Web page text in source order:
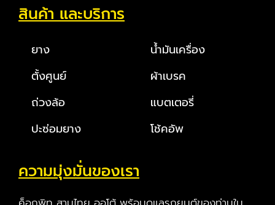
สินค้า และบริการ
ยาง
ตั้งศูนย์
ถ่วงล้อ
ปะซ่อมยาง
น้ำมันเครื่อง
ผ้าเบรค
แบตเตอรี่
โช้คอัพ
ความมุ่งมั่นของเรา